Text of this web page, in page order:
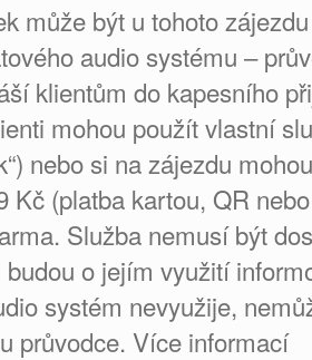
může být u tohoto
audio systému –
klientům do kapesního
mohou použít vlastní
nebo si na zájezdu
Kč (platba kartou, QR
Služba nemusí být
o jejím využití
systém nevyužije,
průvodce. Více informací